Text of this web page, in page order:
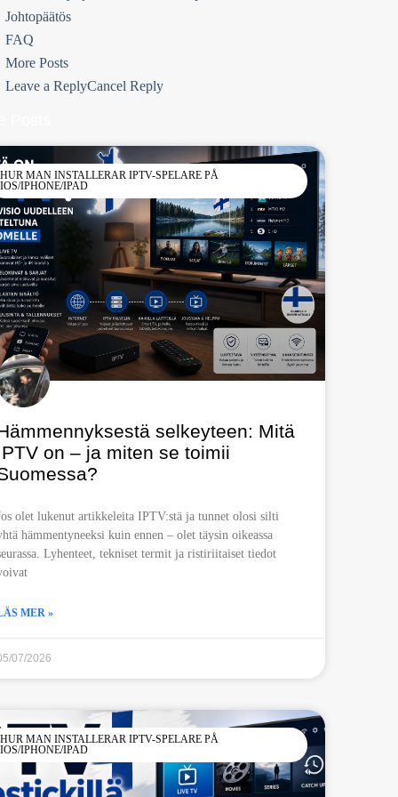
Johtopäätös
FAQ
More Posts
Leave a ReplyCancel Reply
HUR MAN INSTALLERAR IPTV-SPELARE PÅ
IOS/IPHONE/IPAD
selkeyteen: Mitä
on – ja miten se toimii
olet lukenut artikkeleita IPTV:stä ja tunnet olosi silti
hämmentyneeksi kuin ennen – olet täysin oikeassa
Lyhenteet, tekniset termit ja ristiriitaiset tiedot
MER »
07/2026
HUR MAN INSTALLERAR IPTV-SPELARE PÅ
IOS/IPHONE/IPAD